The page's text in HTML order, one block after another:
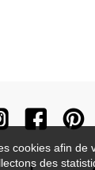
cookies afin de
des